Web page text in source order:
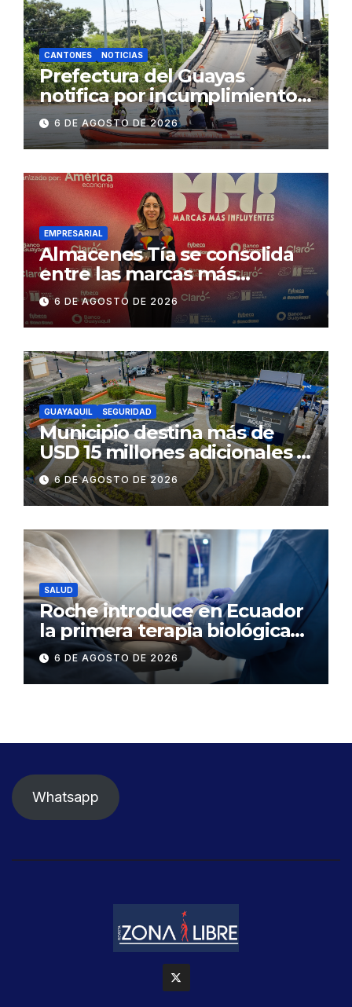
CANTONES NOTICIAS
Prefectura del Guayas
notifica por incumplimiento
contractual a la
Concesionaria CONORTE y
exige celeridad en
desmontaje del puente
Gonzalo Icaza Cornejo, en
Daule
6 DE AGOSTO DE 2026
EMPRESARIAL
Almacenes Tía se consolida
entre las marcas más
influyentes del Ecuador
6 DE AGOSTO DE 2026
GUAYAQUIL SEGURIDAD
Municipio destina más de
USD 15 millones adicionales a
SEGURA EP para fortalecer la
seguridad ciudadana
6 DE AGOSTO DE 2026
SALUD
Roche introduce en Ecuador
la primera terapia biológica
de precisión capaz de
detener el daño renal por
nefritis lúpica
6 DE AGOSTO DE 2026
Whatsapp